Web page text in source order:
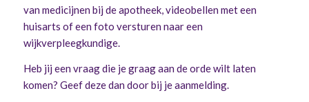
van medicijnen bij de apotheek, videobellen met een
huisarts of een foto versturen naar een
wijkverpleegkundige.
Heb jij een vraag die je graag aan de orde wilt laten
komen? Geef deze dan door bij je aanmelding.